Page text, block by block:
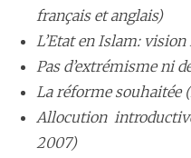
français et anglais)
L’Etat en Islam:
Pas d’extrémisme ni
La réforme souhaitée
Allocution
2007)